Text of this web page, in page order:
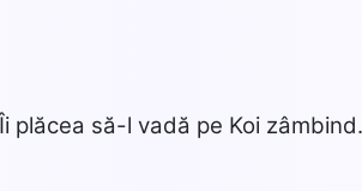
plăcea să-l vadă pe Koi